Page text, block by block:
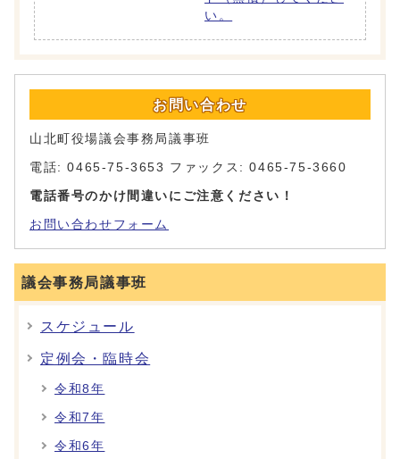
い。
お問い合わせ
山北町役場議会事務局議事班
電話: 0465-75-3653 ファックス: 0465-75-3660
電話番号のかけ間違いにご注意ください！
お問い合わせフォーム
議会事務局議事班
スケジュール
定例会・臨時会
令和8年
令和7年
令和6年